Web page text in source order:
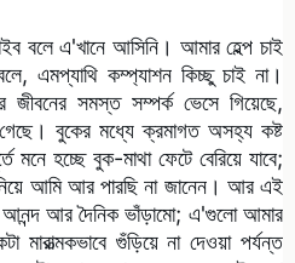
বলে এ'খানে আসিনি। আমার হেল্প চাই
এমপ্যাথি কম্প্যাশন কিচ্ছু চাই না।
সমস্ত সম্পর্ক ভেসে গিয়েছে,
বুকের মধ্যে ক্রমাগত অসহ্য কষ্ট
হচ্ছে বুক-মাথা ফেটে বেরিয়ে যাবে;
আমি আর পারছি না জানেন। আর এই
আনন্দ আর দৈনিক ভাঁড়ামো; এ'গুলো আমার
গুঁড়িয়ে না দেওয়া পর্যন্ত